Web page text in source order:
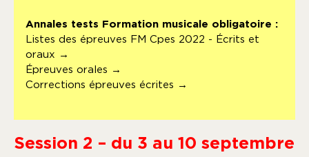
Annales tests Formation musicale obligatoire :
Listes des épreuves FM Cpes 2022 - Écrits et
oraux →
Épreuves orales →
Corrections épreuves écrites →
Session 2 – du 3 au 10 septembre